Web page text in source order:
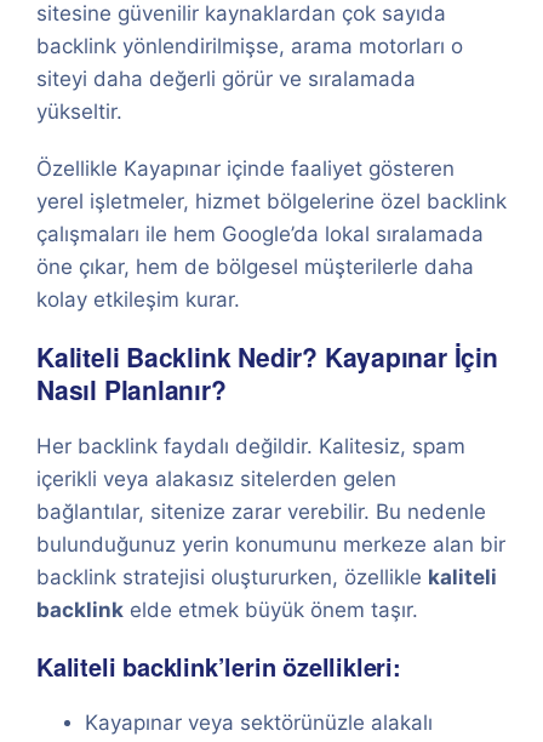
sitesine güvenilir kaynaklardan çok sayıda
backlink yönlendirilmişse, arama motorları o
siteyi daha değerli görür ve sıralamada
yükseltir.
Özellikle Kayapınar içinde faaliyet gösteren
yerel işletmeler, hizmet bölgelerine özel backlink
çalışmaları ile hem Google’da lokal sıralamada
öne çıkar, hem de bölgesel müşterilerle daha
kolay etkileşim kurar.
Kaliteli Backlink Nedir? Kayapınar İçin
Nasıl Planlanır?
Her backlink faydalı değildir. Kalitesiz, spam
içerikli veya alakasız sitelerden gelen
bağlantılar, sitenize zarar verebilir. Bu nedenle
bulunduğunuz yerin konumunu merkeze alan bir
backlink stratejisi oluştururken, özellikle kaliteli
backlink elde etmek büyük önem taşır.
Kaliteli backlink’lerin özellikleri:
Kayapınar veya sektörünüzle alakalı